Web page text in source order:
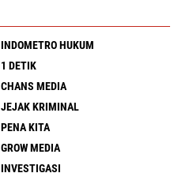
INDOMETRO HUKUM
1 DETIK
CHANS MEDIA
JEJAK KRIMINAL
PENA KITA
GROW MEDIA
INVESTIGASI